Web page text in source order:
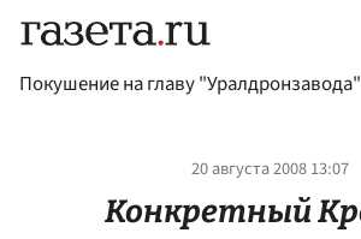
Покушение на главу "Уралдронзавода"
20 августа 2008 13:07
Конкретный